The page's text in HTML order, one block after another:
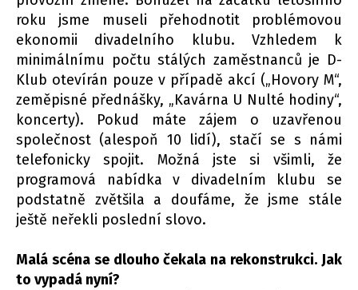
roku jsme museli přehodnotit problémovou
ekonomii divadelního klubu. Vzhledem k
minimálnímu počtu stálých zaměstnanců je D-
Klub otevírán pouze v případě akcí („Hovory M“,
zeměpisné přednášky, „Kavárna U Nulté hodiny“,
koncerty). Pokud máte zájem o uzavřenou
společnost (alespoň 10 lidí), stačí se s námi
telefonicky spojit. Možná jste si všimli, že
programová nabídka v divadelním klubu se
podstatně zvětšila a doufáme, že jsme stále
ještě neřekli poslední slovo.
Malá scéna se dlouho čekala na rekonstrukci. Jak
to vypadá nyní?